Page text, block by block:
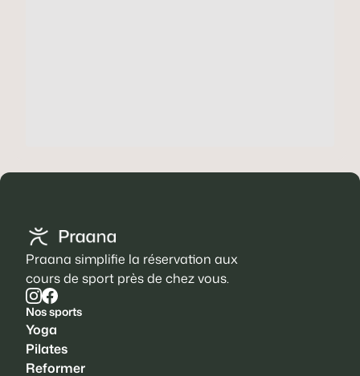
Praana simplifie la réservation aux
cours de sport près de chez vous.
Nos sports
Yoga
Pilates
Reformer